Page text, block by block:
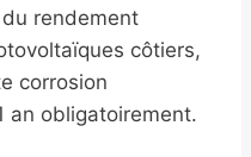
rendement
côtiers,
corrosion
an obligatoirement.